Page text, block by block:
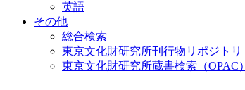
英語
その他
総合検索
東京文化財研究所刊行物リポジトリ
東京文化財研究所蔵書検索（OPAC）